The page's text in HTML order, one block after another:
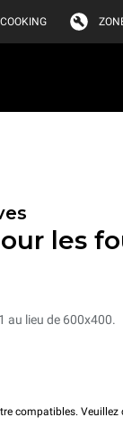
les
au lieu de 600x400.
compatibles.